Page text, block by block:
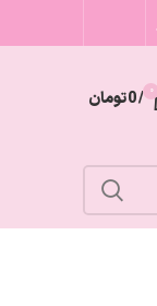
0
/
0تومان